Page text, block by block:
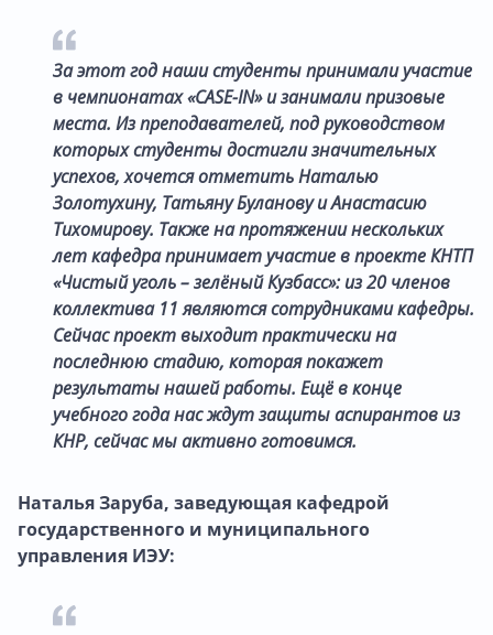
За этот год наши студенты принимали участие
в чемпионатах «CASE-IN» и занимали призовые
места. Из преподавателей, под руководством
которых студенты достигли значительных
успехов, хочется отметить Наталью
Золотухину, Татьяну Буланову и Анастасию
Тихомирову. Также на протяжении нескольких
лет кафедра принимает участие в проекте КНТП
«Чистый уголь – зелёный Кузбасс»: из 20 членов
коллектива 11 являются сотрудниками кафедры.
Сейчас проект выходит практически на
последнюю стадию, которая покажет
результаты нашей работы. Ещё в конце
учебного года нас ждут защиты аспирантов из
КНР, сейчас мы активно готовимся.
Наталья Заруба, заведующая кафедрой
государственного и муниципального
управления ИЭУ: